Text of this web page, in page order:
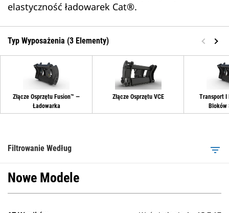
elastyczność ładowarek Cat®.
Typ Wyposażenia (3 Elementy)
Złącze Osprzętu Fusion™ —
Ładowarka
Złącze Osprzętu VCE
Transport I
Bloków
Filtrowanie Według filter_list
Nowe Modele